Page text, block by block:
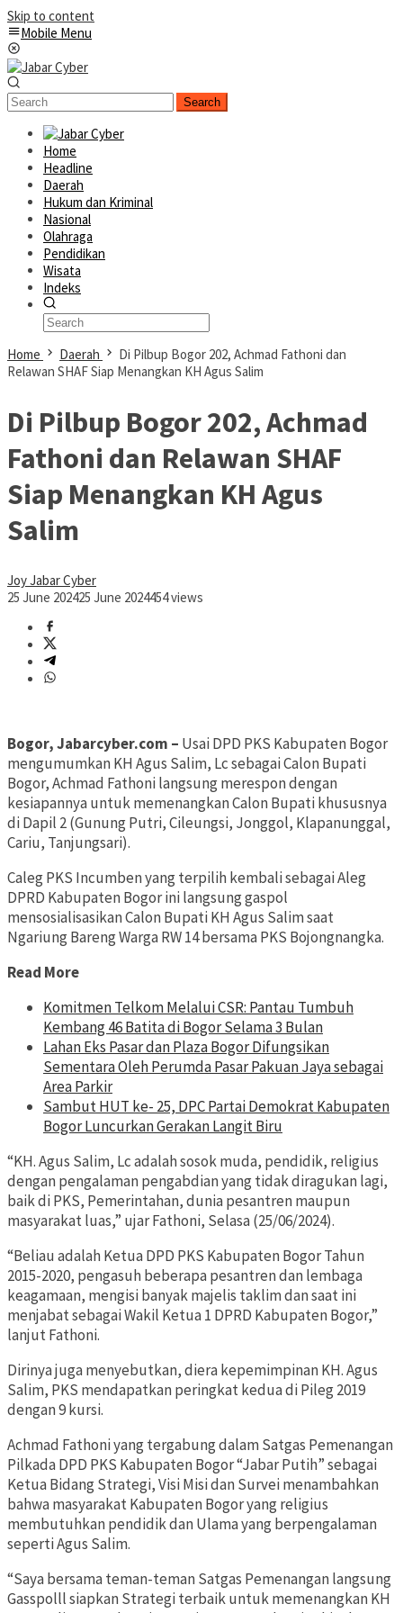
Skip to content
Mobile Menu
Search
Home
Headline
Daerah
Hukum dan Kriminal
Nasional
Olahraga
Pendidikan
Wisata
Indeks
Home Daerah
Di Pilbup Bogor 202, Achmad Fathoni dan
Relawan SHAF Siap Menangkan KH Agus Salim
Di Pilbup Bogor 202, Achmad
Fathoni dan Relawan SHAF
Siap Menangkan KH Agus
Salim
Joy Jabar Cyber
25 June 202425 June 2024454 views
Bogor, Jabarcyber.com – Usai DPD PKS Kabupaten Bogor
mengumumkan KH Agus Salim, Lc sebagai Calon Bupati
Bogor, Achmad Fathoni langsung merespon dengan
kesiapannya untuk memenangkan Calon Bupati khususnya
di Dapil 2 (Gunung Putri, Cileungsi, Jonggol, Klapanunggal,
Cariu, Tanjungsari).
Caleg PKS Incumben yang terpilih kembali sebagai Aleg
DPRD Kabupaten Bogor ini langsung gaspol
mensosialisasikan Calon Bupati KH Agus Salim saat
Ngariung Bareng Warga RW 14 bersama PKS Bojongnangka.
Read More
Komitmen Telkom Melalui CSR: Pantau Tumbuh
Kembang 46 Batita di Bogor Selama 3 Bulan
Lahan Eks Pasar dan Plaza Bogor Difungsikan
Sementara Oleh Perumda Pasar Pakuan Jaya sebagai
Area Parkir
Sambut HUT ke- 25, DPC Partai Demokrat Kabupaten
Bogor Luncurkan Gerakan Langit Biru
“KH. Agus Salim, Lc adalah sosok muda, pendidik, religius
dengan pengalaman pengabdian yang tidak diragukan lagi,
baik di PKS, Pemerintahan, dunia pesantren maupun
masyarakat luas,” ujar Fathoni, Selasa (25/06/2024).
“Beliau adalah Ketua DPD PKS Kabupaten Bogor Tahun
2015-2020, pengasuh beberapa pesantren dan lembaga
keagamaan, mengisi banyak majelis taklim dan saat ini
menjabat sebagai Wakil Ketua 1 DPRD Kabupaten Bogor,”
lanjut Fathoni.
Dirinya juga menyebutkan, diera kepemimpinan KH. Agus
Salim, PKS mendapatkan peringkat kedua di Pileg 2019
dengan 9 kursi.
Achmad Fathoni yang tergabung dalam Satgas Pemenangan
Pilkada DPD PKS Kabupaten Bogor “Jabar Putih” sebagai
Ketua Bidang Strategi, Visi Misi dan Survei menambahkan
bahwa masyarakat Kabupaten Bogor yang religius
membutuhkan pendidik dan Ulama yang berpengalaman
seperti Agus Salim.
“Saya bersama teman-teman Satgas Pemenangan langsung
Gasspolll siapkan Strategi terbaik untuk memenangkan KH